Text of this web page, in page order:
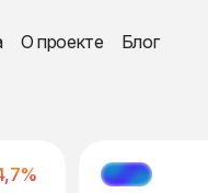
О проекте Блог
МЭТЧ